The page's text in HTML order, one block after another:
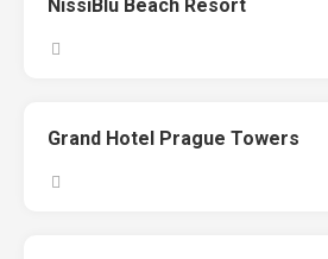
NissiBlu Beach Resort
Grand Hotel Prague Towers